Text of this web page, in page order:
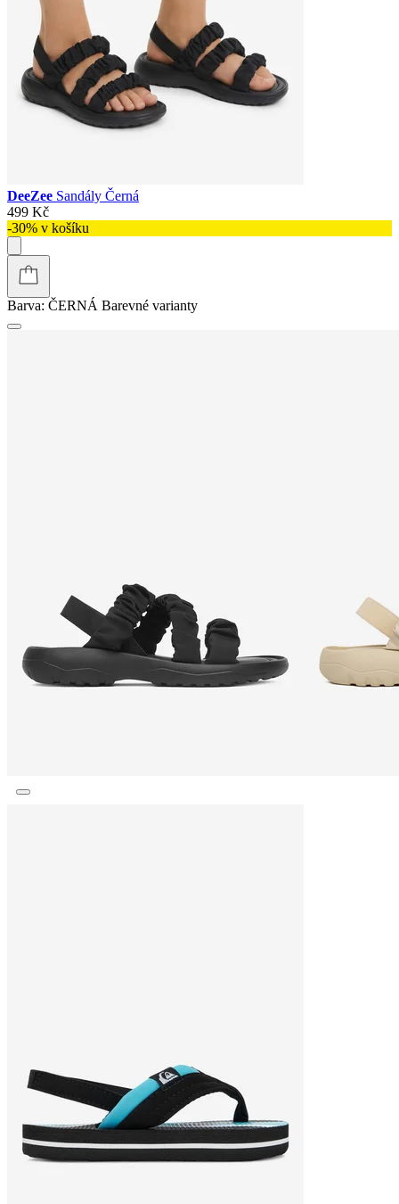
DeeZee Sandály Černá
499 Kč
-30% v košíku
Barva: ČERNÁ Barevné varianty